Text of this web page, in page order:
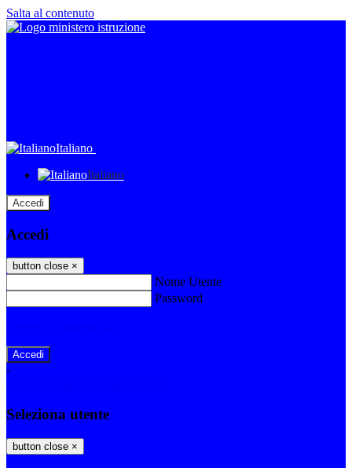
Salta al contenuto
Italiano
Italiano
Accedi
Accedi
button close ×
Nome Utente
Password
-
Seleziona utente
button close ×